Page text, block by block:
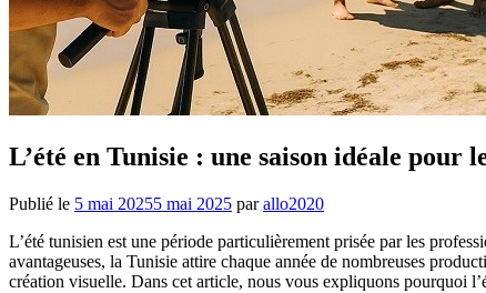
L’été en Tunisie : une saison idéale pour
Publié le 5 mai 20255 mai 2025 parallo2020
L’été tunisien est une période particulièrement prisée par les
avantageuses, la Tunisie attire chaque année de nombreuses
création visuelle. Dans cet article, nous vous expliquons pourquoi